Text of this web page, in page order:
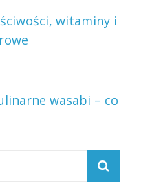
witaminy i
wasabi – co